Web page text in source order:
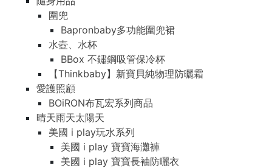
圍兜
Bapronbaby多功能圍兜裙
水壺、水杯
BBox 不鏽鋼吸管保冷杯
【Thinkbaby】新寶貝純物理防曬霜
愛護照顧
BOiRON布瓦宏系列商品
晴天雨天太陽天
美國 i play玩水系列
美國 i play 寶寶海灘褲
美國 i play 寶寶長袖防曬衣